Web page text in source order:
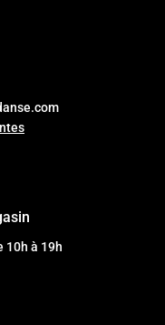
10h à 19h